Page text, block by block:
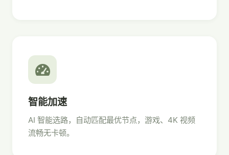
智能加速
AI 智能选路，自动匹配最优节点，游戏、4K 视频
流畅无卡顿。